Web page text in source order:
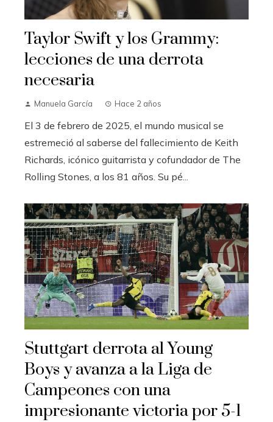
Taylor Swift y los Grammy:
lecciones de una derrota
necesaria
Manuela García Hace 2 años
El 3 de febrero de 2025, el mundo musical se
estremeció al saberse del fallecimiento de Keith
Richards, icónico guitarrista y cofundador de The
Rolling Stones, a los 81 años. Su pé...
Stuttgart derrota al Young
Boys y avanza a la Liga de
Campeones con una
impresionante victoria por 5-1